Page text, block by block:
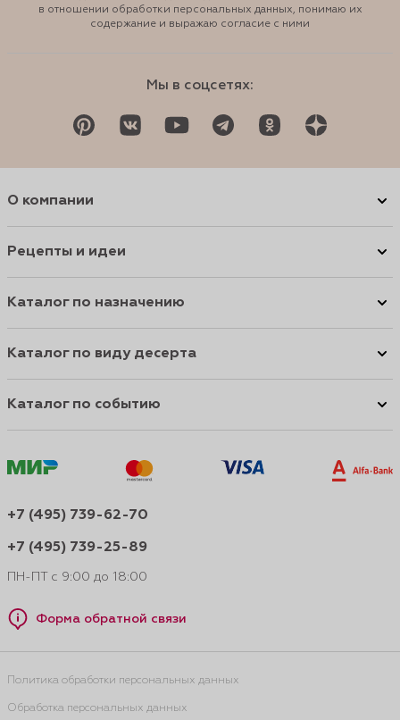
в отношении обработки персональных данных, понимаю их
содержание и выражаю согласие с ними
Мы в соцсетях:
О компании
Рецепты и идеи
Каталог по назначению
Каталог по виду десерта
Каталог по событию
+7 (495) 739-62-70
+7 (495) 739-25-89
ПН-ПТ с 9:00 до 18:00
Форма обратной связи
Политика обработки персональных данных
Обработка персональных данных